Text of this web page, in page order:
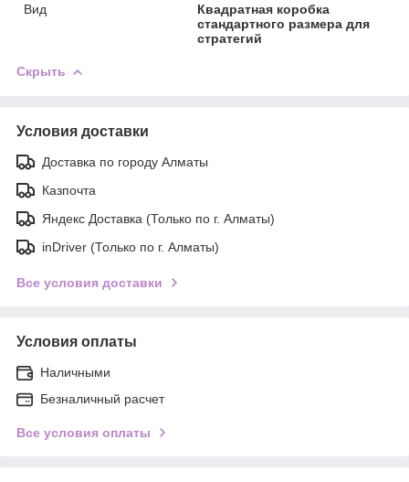
Вид
Квадратная коробка
стандартного размера для
стратегий
Скрыть
Условия доставки
Доставка по городу Алматы
Казпочта
Яндекс Доставка (Только по г. Алматы)
inDriver (Только по г. Алматы)
Все условия доставки
Условия оплаты
Наличными
Безналичный расчет
Все условия оплаты